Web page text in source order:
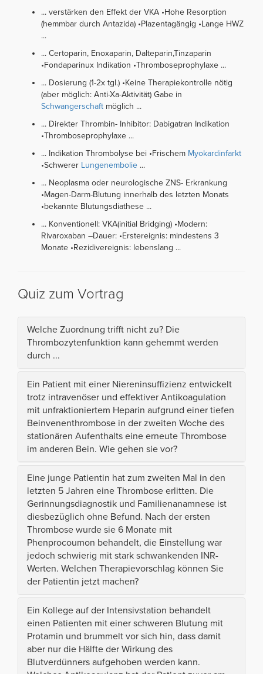
... verstärken den Effekt der VKA •Hohe Resorption
(hemmbar durch Antazida) •Plazentagängig •Lange HWZ
...
... Certoparin, Enoxaparin, Dalteparin,Tinzaparin
•Fondaparinux Indikation •Thromboseprophylaxe ...
... Dosierung (1-2x tgl.) •Keine Therapiekontrolle nötig
(aber möglich: Anti-Xa-Aktivität) Gabe in
Schwangerschaft möglich ...
... Direkter Thrombin- Inhibitor: Dabigatran Indikation
•Thromboseprophylaxe ...
... Indikation Thrombolyse bei •Frischem Myokardinfarkt
•Schwerer Lungenembolie ...
... Neoplasma oder neurologische ZNS- Erkrankung
•Magen-Darm-Blutung innerhalb des letzten Monats
•bekannte Blutungsdiathese ...
... Konventionell: VKA(initial Bridging) •Modern:
Rivaroxaban –Dauer: •Erstereignis: mindestens 3
Monate •Rezidivereignis: lebenslang ...
Quiz zum Vortrag
Welche Zuordnung trifft nicht zu? Die
Thrombozytenfunktion kann gehemmt werden
durch ...
Ein Patient mit einer Niereninsuffizienz entwickelt
trotz intravenöser und effektiver Antikoagulation
mit unfraktioniertem Heparin aufgrund einer tiefen
Beinvenenthrombose in der zweiten Woche des
stationären Aufenthalts eine erneute Thrombose
im anderen Bein. Wie gehen sie vor?
Eine junge Patientin hat zum zweiten Mal in den
letzten 5 Jahren eine Thrombose erlitten. Die
Gerinnungsdiagnostik und Familienanamnese ist
diesbezüglich ohne Befund. Nach der ersten
Thrombose wurde sie 6 Monate mit
Phenprocoumon behandelt, die Einstellung war
jedoch schwierig mit stark schwankenden INR-
Werten. Welchen Therapievorschlag können Sie
der Patientin jetzt machen?
Ein Kollege auf der Intensivstation behandelt
einen Patienten mit einer schweren Blutung mit
Protamin und brummelt vor sich hin, dass damit
aber nur die Hälfte der Wirkung des
Blutverdünners aufgehoben werden kann.